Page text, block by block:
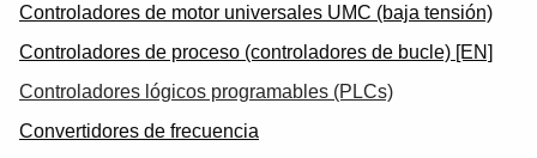
Controladores de motor universales UMC (baja tensión)
Controladores de proceso (controladores de bucle) [EN]
Controladores lógicos programables (PLCs)
Convertidores de frecuencia